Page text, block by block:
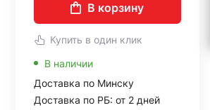
В корзину
Купить в один клик
В наличии
Доставка по Минску
Доставка по РБ: от 2 дней